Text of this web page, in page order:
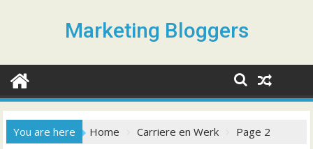
c
Marketing Bloggers
You are here Home Carriere en Werk Page 2